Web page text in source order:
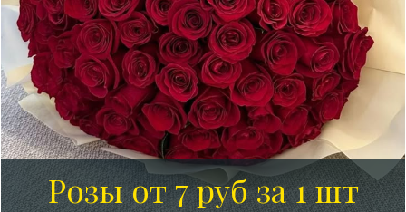
Розы от 7 руб за 1 шт